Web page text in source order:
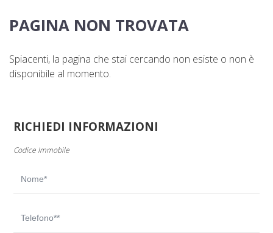
Immobili In Affitto
Lascia Una Richiesta
Contatti
PAGINA NON TROVATA
Spiacenti, la pagina che stai cercando non esiste o non è
disponibile al momento.
RICHIEDI INFORMAZIONI
Codice Immobile